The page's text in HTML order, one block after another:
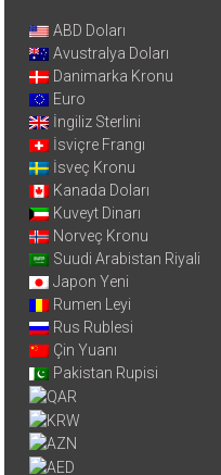
ABD Doları
Avustralya Doları
Danimarka Kronu
Euro
İngiliz Sterlini
İsviçre Frangı
İsveç Kronu
Kanada Doları
Kuveyt Dinarı
Norveç Kronu
Suudi Arabistan Riyali
Japon Yeni
Rumen Leyi
Rus Rublesi
Çin Yuanı
Pakistan Rupisi